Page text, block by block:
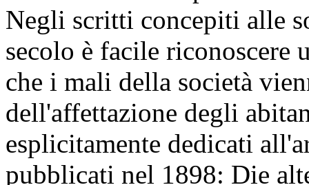
Negli scritti concepiti alle
secolo è facile
che i mali della società
dell'affettazione degli
esplicitamente dedicati
pubblicati nel 1898: Die